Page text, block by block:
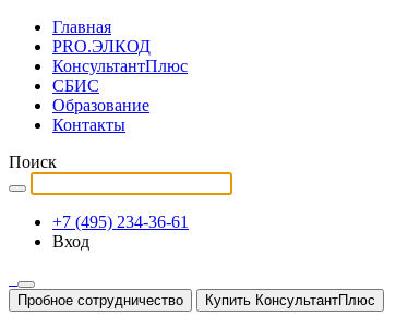
Главная
PRO.ЭЛКОД
КонсультантПлюс
СБИС
Образование
Контакты
Поиск
+7 (495) 234-36-61
Вход
Пробное сотрудничество Купить КонсультантПлюс